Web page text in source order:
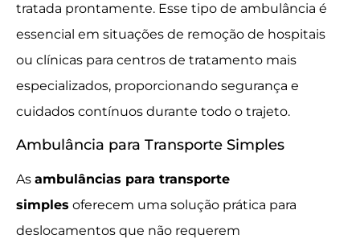
tratada prontamente. Esse tipo de ambulância é
essencial em situações de remoção de hospitais
ou clínicas para centros de tratamento mais
especializados, proporcionando segurança e
cuidados contínuos durante todo o trajeto.
Ambulância para Transporte Simples
As ambulâncias para transporte
simples oferecem uma solução prática para
deslocamentos que não requerem